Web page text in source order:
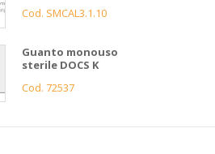
Cod. SMCAL3.1.10
Guanto monouso
sterile DOCS K
Cod. 72537